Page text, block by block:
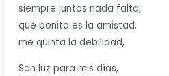
siempre juntos nada falta,
qué bonita es la amistad,
me quinta la debilidad,
Son luz para mis días,